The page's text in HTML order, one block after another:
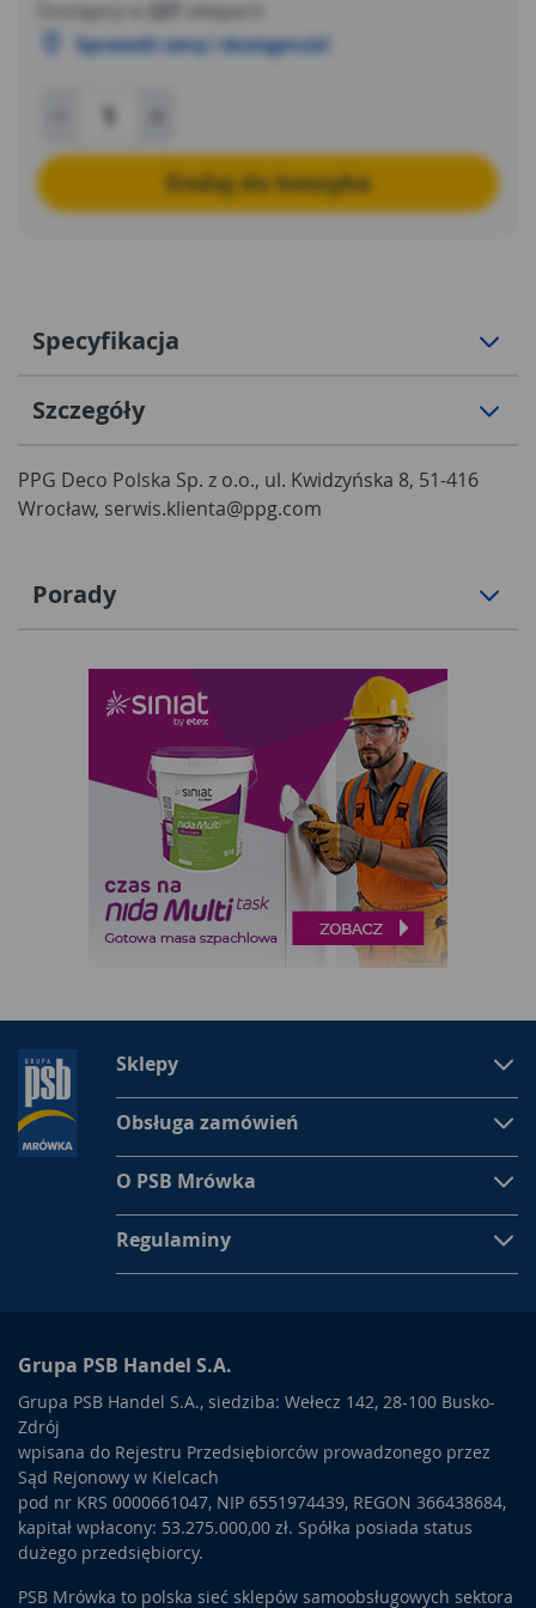
Dostępny w
sklepach
Sprawdź cenę i dostępność
Dodaj do koszyka
Specyfikacja
Szczegóły
PPG Deco Polska Sp. z o.o., ul. Kwidzyńska 8, 51-416
Wrocław, serwis.klienta@ppg.com
Porady
Sklepy
Obsługa zamówień
O PSB Mrówka
Regulaminy
Grupa PSB Handel S.A.
Grupa PSB Handel S.A., siedziba: Wełecz 142, 28-100 Busko-
Zdrój
wpisana do Rejestru Przedsiębiorców prowadzonego przez
Sąd Rejonowy w Kielcach
pod nr KRS 0000661047, NIP 6551974439, REGON 366438684,
kapitał wpłacony: 53.275.000,00 zł. Spółka posiada status
dużego przedsiębiorcy.
PSB Mrówka to polska sieć sklepów samoobsługowych sektora